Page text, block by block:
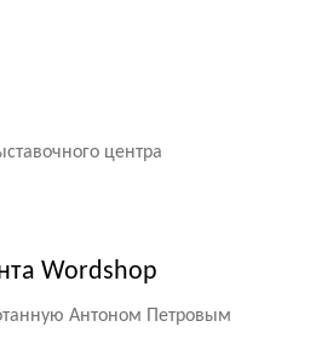
центра
Wordshop
Антоном Петровым